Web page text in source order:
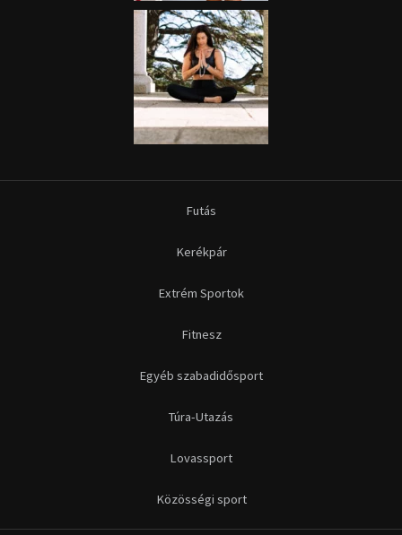
Futás
Kerékpár
Extrém Sportok
Fitnesz
Egyéb szabadidősport
Túra-Utazás
Lovassport
Közösségi sport